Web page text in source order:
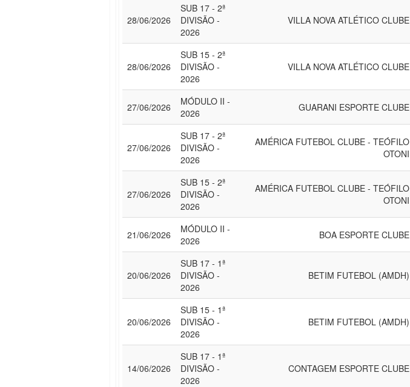
28/06/2026
SUB 17 - 2ª
DIVISÃO -
2026
VILLA NOVA ATLÉTICO CLUBE
28/06/2026
SUB 15 - 2ª
DIVISÃO -
2026
VILLA NOVA ATLÉTICO CLUBE
27/06/2026
MÓDULO II -
2026
GUARANI ESPORTE CLUBE
27/06/2026
SUB 17 - 2ª
DIVISÃO -
2026
AMÉRICA FUTEBOL CLUBE - TEÓFILO
OTONI
27/06/2026
SUB 15 - 2ª
DIVISÃO -
2026
AMÉRICA FUTEBOL CLUBE - TEÓFILO
OTONI
21/06/2026
MÓDULO II -
2026
BOA ESPORTE CLUBE
20/06/2026
SUB 17 - 1ª
DIVISÃO -
2026
BETIM FUTEBOL (AMDH)
20/06/2026
SUB 15 - 1ª
DIVISÃO -
2026
BETIM FUTEBOL (AMDH)
14/06/2026
SUB 17 - 1ª
DIVISÃO -
2026
CONTAGEM ESPORTE CLUBE